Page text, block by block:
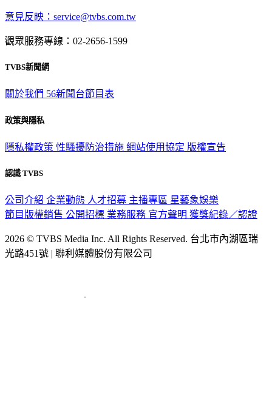
意見反映：service@tvbs.com.tw
觀眾服務專線：02-2656-1599
TVBS新聞網
關於我們 56新聞台節目表
政策與隱私
隱私權政策 性騷擾防治措施 網站使用協定 版權宣告
認識 TVBS
公司介紹 企業動態 人才招募 主播專區 星藝象娛樂
節目版權銷售 公開招標 業務服務 官方聲明 獲獎紀錄／認證
2026 © TVBS Media Inc. All Rights Reserved. 台北市內湖區瑞
光路451號 | 聯利媒體股份有限公司